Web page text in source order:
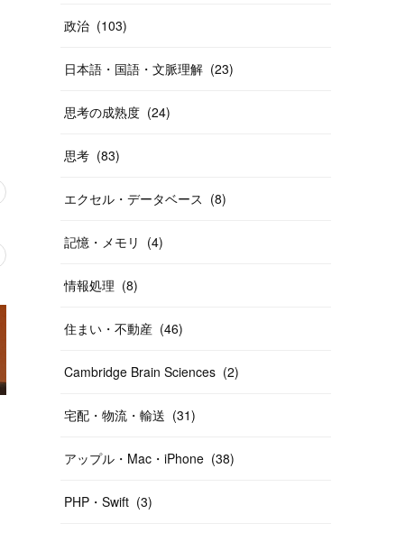
政治 (103)
日本語・国語・文脈理解 (23)
思考の成熟度 (24)
思考 (83)
エクセル・データベース (8)
記憶・メモリ (4)
情報処理 (8)
住まい・不動産 (46)
Cambridge Brain Sciences (2)
宅配・物流・輸送 (31)
アップル・Mac・iPhone (38)
PHP・Swift (3)